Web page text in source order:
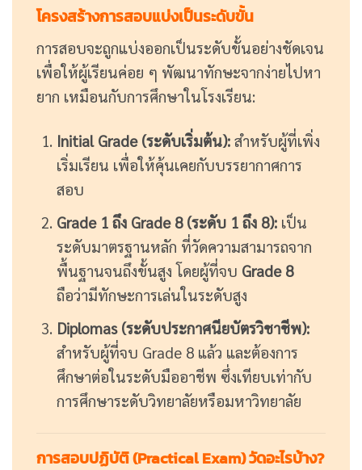
โครงสร้างการสอบแบ่งเป็นระดับขั้น
การสอบจะถูกแบ่งออกเป็นระดับขั้นอย่างชัดเจน
เพื่อให้ผู้เรียนค่อย ๆ พัฒนาทักษะจากง่ายไปหา
ยาก เหมือนกับการศึกษาในโรงเรียน:
Initial Grade (ระดับเริ่มต้น):สำหรับผู้ที่เพิ่ง
เริ่มเรียน เพื่อให้คุ้นเคยกับบรรยากาศการ
สอบ
Grade 1 ถึง Grade 8 (ระดับ 1 ถึง 8):เป็น
ระดับมาตรฐานหลัก ที่วัดความสามารถจาก
พื้นฐานจนถึงขั้นสูง โดยผู้ที่จบ Grade 8
ถือว่ามีทักษะการเล่นในระดับสูง
Diplomas (ระดับประกาศนียบัตรวิชาชีพ):
สำหรับผู้ที่จบ Grade 8 แล้ว และต้องการ
ศึกษาต่อในระดับมืออาชีพ ซึ่งเทียบเท่ากับ
การศึกษาระดับวิทยาลัยหรือมหาวิทยาลัย
การสอบปฏิบัติ (Practical Exam) วัดอะไรบ้าง?